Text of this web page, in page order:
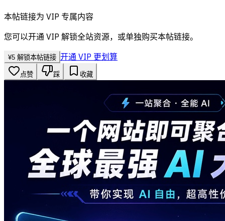
本帖链接为 VIP 专属内容
您可以开通 VIP 解锁全站资源，或单独购买本帖链接。
¥5 解锁本帖链接 开通 VIP 更划算
点赞 踩 收藏